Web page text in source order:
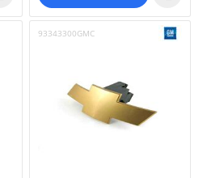
93343300GMC